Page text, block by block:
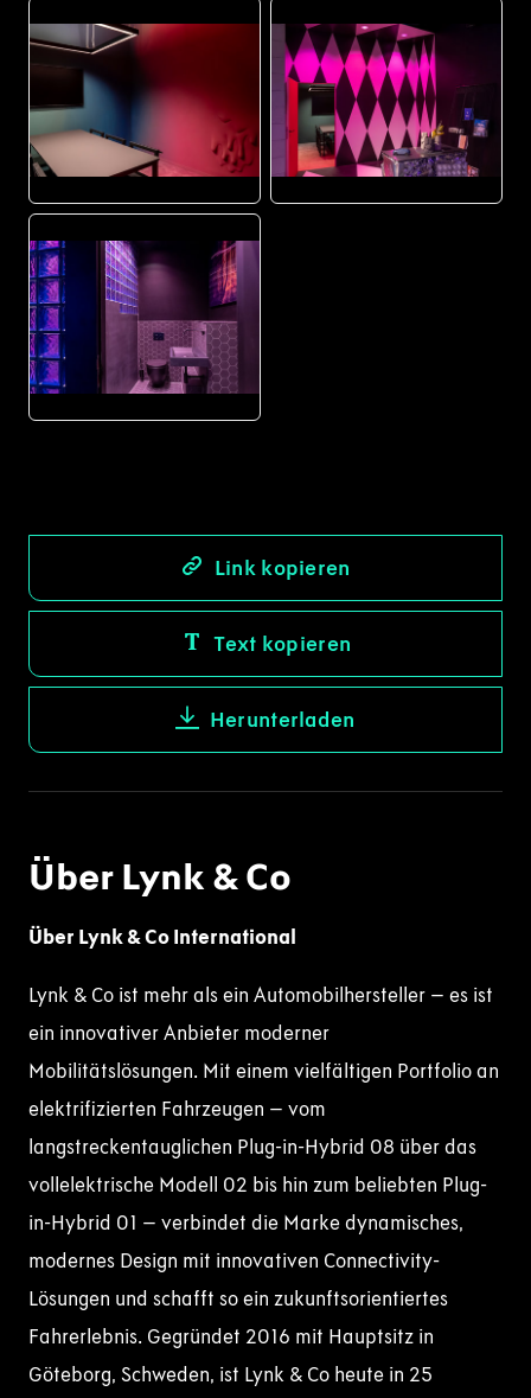
JPG JPG
JPG
Link kopieren
Text kopieren
Herunterladen
Über Lynk & Co
Über Lynk & Co International
Lynk & Co ist mehr als ein Automobilhersteller – es ist
ein innovativer Anbieter moderner
Mobilitätslösungen. Mit einem vielfältigen Portfolio an
elektrifizierten Fahrzeugen – vom
langstreckentauglichen Plug-in-Hybrid 08 über das
vollelektrische Modell 02 bis hin zum beliebten Plug-
in-Hybrid 01 – verbindet die Marke dynamisches,
modernes Design mit innovativen Connectivity-
Lösungen und schafft so ein zukunftsorientiertes
Fahrerlebnis. Gegründet 2016 mit Hauptsitz in
Göteborg, Schweden, ist Lynk & Co heute in 25